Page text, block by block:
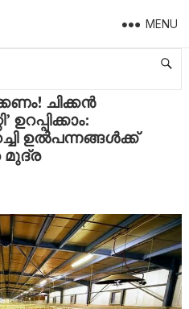
MENU
‘ക്വാളിറ്റി’ ഉറപ്പിക്കാം: യുഎഇയിൽ കോഴിയിറച്ചി ഉൽപന്നങ്ങൾക്ക് പുത്തൻ ഗുണനിലവാര മുദ്ര
ചിക്കൻ
ഉൽപന്നങ്ങൾക്ക്